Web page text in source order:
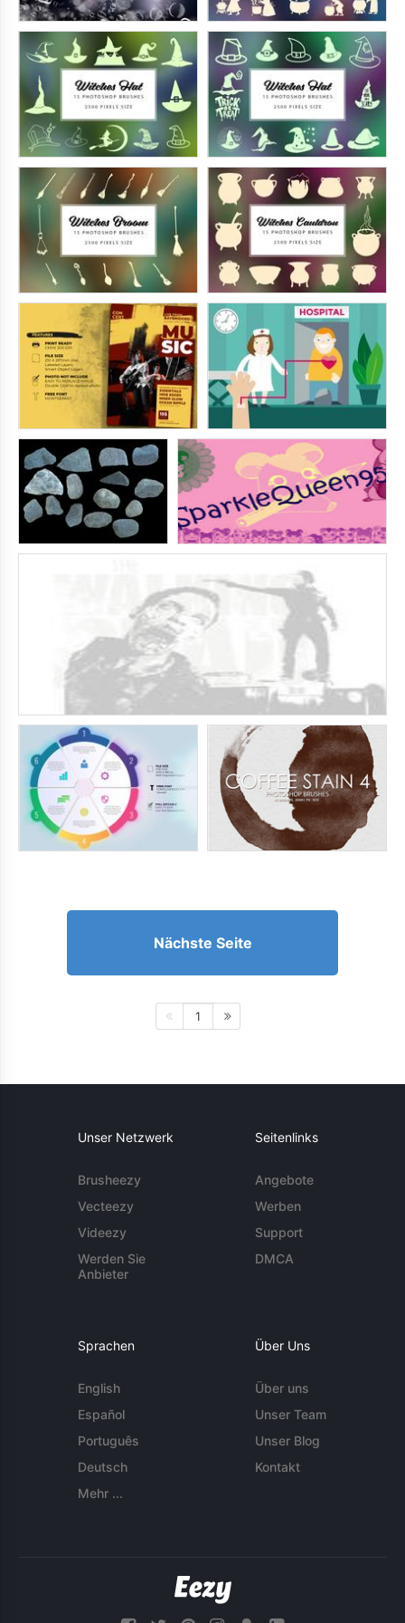
Nächste Seite
1
Unser Netzwerk
Brusheezy
Vecteezy
Videezy
Werden Sie
Anbieter
Seitenlinks
Angebote
Werben
Support
DMCA
Sprachen
English
Español
Português
Deutsch
Mehr ...
Über Uns
Über uns
Unser Team
Unser Blog
Kontakt